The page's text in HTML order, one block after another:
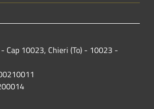
Cap 10023, Chieri (To) - 10023 -